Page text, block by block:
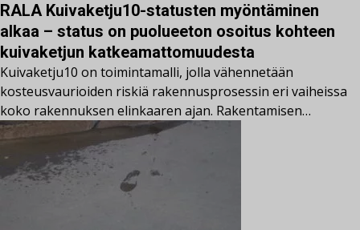
RALA Kuivaketju10-statusten myöntäminen
alkaa – status on puolueeton osoitus kohteen
kuivaketjun katkeamattomuudesta
Kuivaketju10 on toimintamalli, jolla vähennetään
kosteusvaurioiden riskiä rakennusprosessin eri vaiheissa
koko rakennuksen elinkaaren ajan. Rakentamisen…